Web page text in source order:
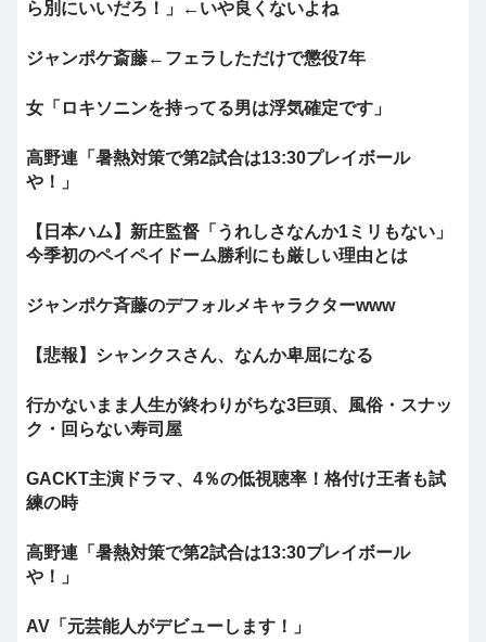
ら別にいいだろ！」←いや良くないよね
ジャンポケ斎藤←フェラしただけで懲役7年
女「ロキソニンを持ってる男は浮気確定です」
高野連「暑熱対策で第2試合は13:30プレイボール
や！」
【日本ハム】新庄監督「うれしさなんか1ミリもない」
今季初のペイペイドーム勝利にも厳しい理由とは
ジャンポケ斉藤のデフォルメキャラクターwww
【悲報】シャンクスさん、なんか卑屈になる
行かないまま人生が終わりがちな3巨頭、風俗・スナッ
ク・回らない寿司屋
GACKT主演ドラマ、4％の低視聴率！格付け王者も試
練の時
高野連「暑熱対策で第2試合は13:30プレイボール
や！」
AV「元芸能人がデビューします！」